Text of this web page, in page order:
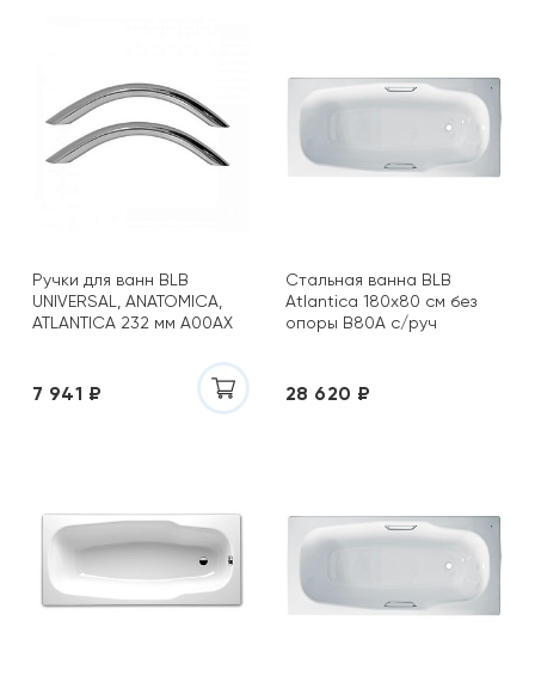
Ручки для ванн BLB
UNIVERSAL, ANATOMICA,
ATLANTICA 232 мм A00AX
7 941 ₽
Стальная ванна BLB
Atlantica 180х80 см без
опоры B80A с/руч
28 620 ₽